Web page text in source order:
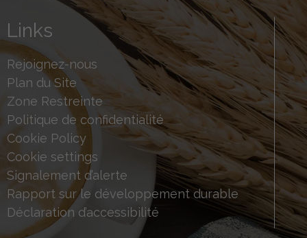
Links
Rejoignez-nous
Plan du Site
Zone Restreinte
Politique de confidentialité
Cookie Policy
Cookie settings
Signalement d’alerte
Rapport sur le développement durable
Déclaration d’accessibilité